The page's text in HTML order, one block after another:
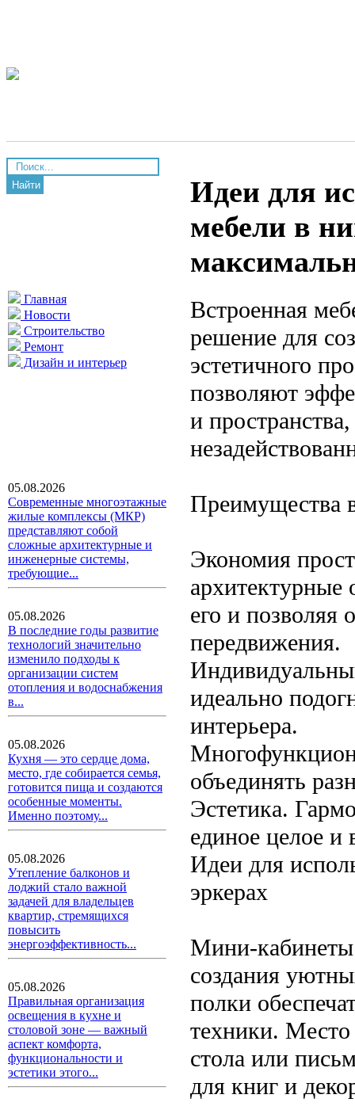
Найти
Главная
Новости
Строительство
Ремонт
Дизайн и интерьер
05.08.2026
Современные многоэтажные
жилые комплексы (МКР)
представляют собой
сложные архитектурные и
инженерные системы,
требующие...
05.08.2026
В последние годы развитие
технологий значительно
изменило подходы к
организации систем
отопления и водоснабжения
в...
05.08.2026
Кухня — это сердце дома,
место, где собирается семья,
готовится пища и создаются
особенные моменты.
Именно поэтому...
05.08.2026
Утепление балконов и
лоджий стало важной
задачей для владельцев
квартир, стремящихся
повысить
энергоэффективность...
05.08.2026
Правильная организация
освещения в кухне и
столовой зоне — важный
аспект комфорта,
функциональности и
эстетики этого...
Идеи для
мебели в
Встроенная
решение для
эстетичного
позволяют
и
Преимущества
Экономия
архитектурные
его и позволяя
передвижения.
идеально
интерьера.
объединять
Эстетика.
единое целое и
Идеи для
эркерах
Мини-кабинеты
создания
полки
техники. Место
стола или
для книг и